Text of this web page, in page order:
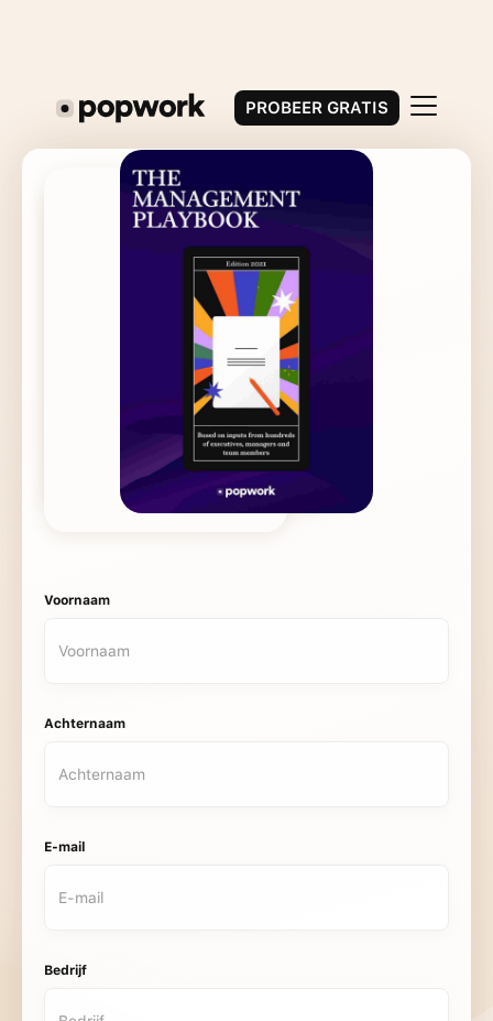
PROBEER GRATIS
Voornaam
Achternaam
E-mail
Bedrijf